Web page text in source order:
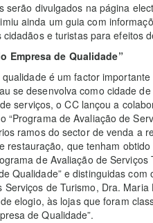
divulgados na página
ainda um guia com
e turistas para efeitos
Empresa de Qualidade”
é um factor
se desenvolva como cidade
serviços, o CC lançou a
“Programa de Avaliação de
ramos do sector de venda a
que tenham obtido
de Avaliação de Serviços
Qualidade” e distinguidas com
de Turismo, Dra. Maria
elogio, às lojas que foram
de Qualidade”.